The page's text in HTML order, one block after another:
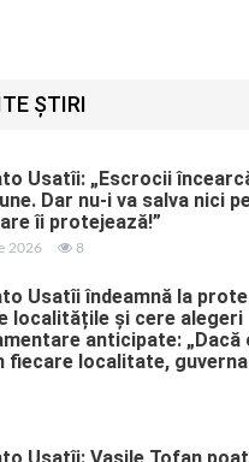
ȘTIRI
Usatîi: „Escrocii
Dar nu-i va salva nici
îi protejează!”
2026 8
Usatîi îndeamnă la
localitățile și cere alegeri
anticipate: „Dacă
fiecare localitate,